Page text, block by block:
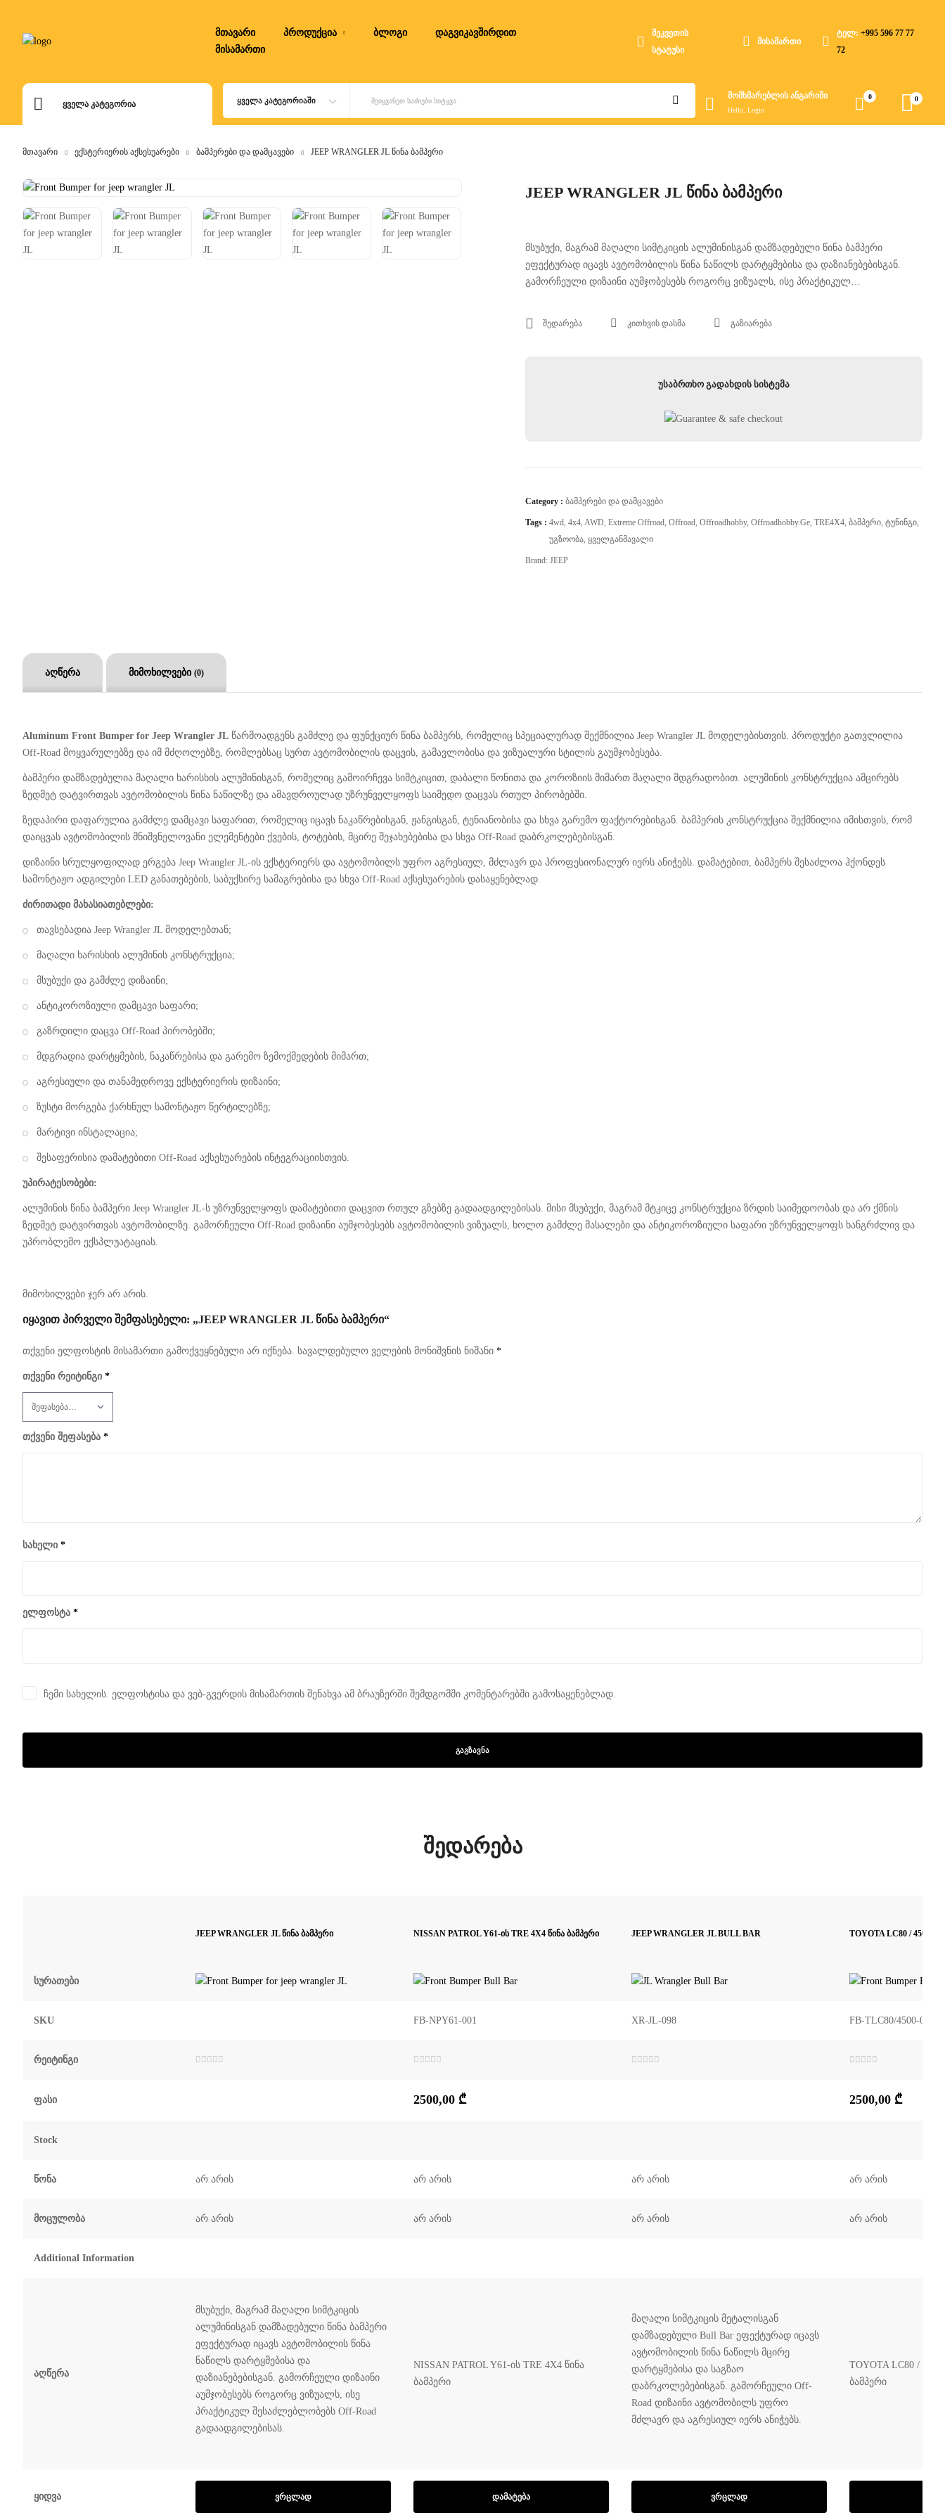
მთავარი პროდუქცია ბლოგი
დაგვიკავშირდით
მისამართი
შეკვეთის
სტატუსი
მისამართი
ტელ: +995 596 77 77
72
ᲧᲕᲔᲚᲐ ᲙᲐᲢᲔᲒᲝᲠᲘᲐᲨᲘ ᲨᲔᲘᲧᲕᲐᲜᲔᲗ ᲡᲐᲫᲘᲔᲑᲘ ᲡᲘᲢᲧᲕᲐ
მომხმარებლის ანგარიში
Hello, Login
0 0
ᲧᲕᲔᲚᲐ ᲙᲐᲢᲔᲒᲝᲠᲘᲐ
მთავარი ექსტერიერის აქსესუარები ბამპერები და დამცავები JEEP WRANGLER JL წინა ბამპერი
JEEP WRANGLER JL წინა ბამპერი
მსუბუქი, მაგრამ მაღალი სიმტკიცის ალუმინისგან დამზადებული წინა ბამპერი
ეფექტურად იცავს ავტომობილის წინა ნაწილს დარტყმებისა და დაზიანებებისგან.
გამორჩეული დიზაინი აუმჯობესებს როგორც ვიზუალს, ისე პრაქტიკულ
შედარება კითხვის დასმა გაზიარება
უსაბრთხო გადახდის სისტემა
Category : Ბამპერები Და Დამცავები
Tags : 4wd, 4x4, AWD, Extreme Offroad, Offroad, Offroadhobby, Offroadhobby.ge, TRE4X4, Ბამპერი, Ტუნინგი,
Უგზოობა, Ყველგანმავალი
Brand: JEEP
აღწერა მიმოხილვები (0)
Aluminum Front Bumper for Jeep Wrangler JL წარმოადგენს გამძლე და ფუნქციურ წინა ბამპერს, რომელიც სპეციალურად შექმნილია Jeep Wrangler JL მოდელებისთვის. პროდუქტი გათვლილია
Off-Road მოყვარულებზე და იმ მძღოლებზე, რომლებსაც სურთ ავტომობილის დაცვის, გამავლობისა და ვიზუალური სტილის გაუმჯობესება.
ბამპერი დამზადებულია მაღალი ხარისხის ალუმინისგან, რომელიც გამოირჩევა სიმტკიცით, დაბალი წონითა და კოროზიის მიმართ მაღალი მდგრადობით. ალუმინის კონსტრუქცია ამცირებს
ზედმეტ დატვირთვას ავტომობილის წინა ნაწილზე და ამავდროულად უზრუნველყოფს საიმედო დაცვას რთულ პირობებში.
ზედაპირი დაფარულია გამძლე დამცავი საფარით, რომელიც იცავს ნაკაწრებისგან, ჟანგისგან, ტენიანობისა და სხვა გარემო ფაქტორებისგან. ბამპერის კონსტრუქცია შექმნილია იმისთვის, რომ
დაიცვას ავტომობილის მნიშვნელოვანი ელემენტები ქვების, ტოტების, მცირე შეჯახებებისა და სხვა Off-Road დაბრკოლებებისგან.
დიზაინი სრულყოფილად ერგება Jeep Wrangler JL-ის ექსტერიერს და ავტომობილს უფრო აგრესიულ, მძლავრ და პროფესიონალურ იერს ანიჭებს. დამატებით, ბამპერს შესაძლოა ჰქონდეს
სამონტაჟო ადგილები LED განათებების, საბუქსირე სამაგრებისა და სხვა Off-Road აქსესუარების დასაყენებლად.
ძირითადი მახასიათებლები:
თავსებადია Jeep Wrangler JL მოდელებთან;
მაღალი ხარისხის ალუმინის კონსტრუქცია;
მსუბუქი და გამძლე დიზაინი;
ანტიკოროზიული დამცავი საფარი;
გაზრდილი დაცვა Off-Road პირობებში;
მდგრადია დარტყმების, ნაკაწრებისა და გარემო ზემოქმედების მიმართ;
აგრესიული და თანამედროვე ექსტერიერის დიზაინი;
ზუსტი მორგება ქარხნულ სამონტაჟო წერტილებზე;
მარტივი ინსტალაცია;
შესაფერისია დამატებითი Off-Road აქსესუარების ინტეგრაციისთვის.
უპირატესობები:
ალუმინის წინა ბამპერი Jeep Wrangler JL-ს უზრუნველყოფს დამატებითი დაცვით რთულ გზებზე გადაადგილებისას. მისი მსუბუქი, მაგრამ მტკიცე კონსტრუქცია ზრდის საიმედოობას და არ ქმნის
ზედმეტ დატვირთვას ავტომობილზე. გამორჩეული Off-Road დიზაინი აუმჯობესებს ავტომობილის ვიზუალს, ხოლო გამძლე მასალები და ანტიკოროზიული საფარი უზრუნველყოფს ხანგრძლივ და
უპრობლემო ექსპლუატაციას.
მიმოხილვები ჯერ არ არის.
ᲘᲧᲐᲕᲘᲗ ᲞᲘᲠᲕᲔᲚᲘ ᲨᲔᲛᲤᲐᲡᲔᲑᲔᲚᲘ: „JEEP WRANGLER JL ᲬᲘᲜᲐ ᲑᲐᲛᲞᲔᲠᲘ“
თქვენი ელფოსტის მისამართი გამოქვეყნებული არ იქნება. სავალდებულო ველების მონიშვნის ნიშანი *
თქვენი რეიტინგი *
თქვენი შეფასება *
სახელი *
ელფოსტა *
ჩემი სახელის. ელფოსტისა და ვებ-გვერდის მისამართის შენახვა ამ ბრაუზერში შემდგომში კომენტარებში გამოსაყენებლად.
შედარება
JEEP WRANGLER JL წინა ბამპერი NISSAN PATROL Y61-ის TRE 4X4 წინა ბამპერი JEEP WRANGLER JL BULL BAR TOYOTA LC80 / 4500-
Სურათები
SKU FB-NPY61-001 XR-JL-098 FB-TLC80/4500-001
Რეიტინგი
დან
დან
Ფასი 2500,00 ₾ 2500,00 ₾
Stock
Წონა არ არის არ არის არ არის არ არის
Მოცულობა არ არის არ არის არ არის არ არის
Additional Information
Აღწერა
მსუბუქი, მაგრამ მაღალი სიმტკიცის
ალუმინისგან დამზადებული წინა ბამპერი
ეფექტურად იცავს ავტომობილის წინა
ნაწილს დარტყმებისა და
დაზიანებებისგან. გამორჩეული დიზაინი
აუმჯობესებს როგორც ვიზუალს, ისე
პრაქტიკულ შესაძლებლობებს Off-Road
გადაადგილებისას.
NISSAN PATROL Y61-ის TRE 4X4 წინა
ბამპერი
მაღალი სიმტკიცის მეტალისგან
დამზადებული Bull Bar ეფექტურად იცავს
ავტომობილის წინა ნაწილს მცირე
დარტყმებისა და საგზაო
დაბრკოლებებისგან. გამორჩეული Off-
Road დიზაინი ავტომობილს უფრო
მძლავრ და აგრესიულ იერს ანიჭებს.
TOYOTA LC80 /
ბამპერი
Ყიდვა ᲕᲠᲪᲚᲐᲓ ᲓᲐᲛᲐᲢᲔᲑᲐ ᲕᲠᲪᲚᲐᲓ